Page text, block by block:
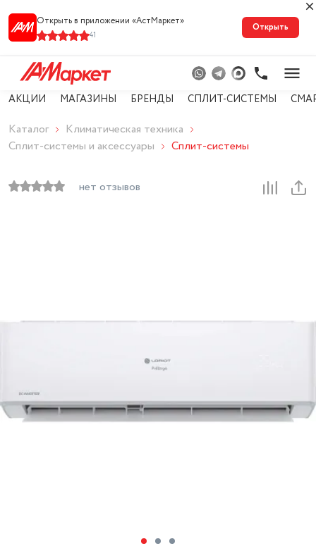
Открыть в приложении «АстМарке‪т‬»
41
Открыть
АКЦИИ МАГАЗИНЫ БРЕНДЫ СПЛИТ-СИСТЕМЫ
Каталог
Климатическая техника
Сплит-системы и аксессуары
Сплит-системы
нет отзывов